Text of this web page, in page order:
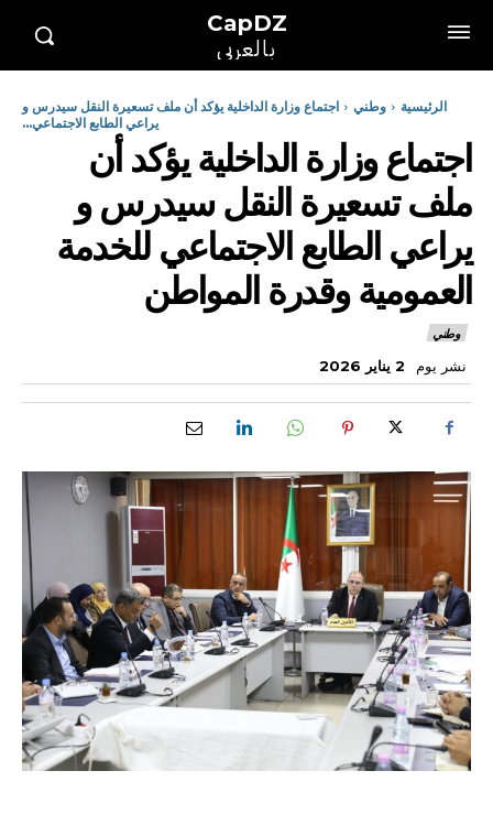
CapDZ
بالعربي
الرئيسية وطني
اجتماع وزارة الداخلية يؤكد أن ملف تسعيرة النقل سيدرس و
يراعي الطابع الاجتماعي...
اجتماع وزارة الداخلية يؤكد أن
ملف تسعيرة النقل سيدرس و
يراعي الطابع الاجتماعي للخدمة
العمومية وقدرة المواطن
وطني
نشر يوم 2 يناير 2026